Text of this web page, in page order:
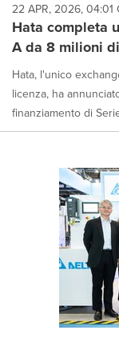
22 APR, 2026, 04:01
Hata completa
A da 8 milioni
Hata, l'unico
licenza, ha
finanziamento di